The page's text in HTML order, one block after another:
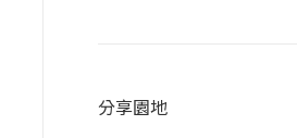
分享園地